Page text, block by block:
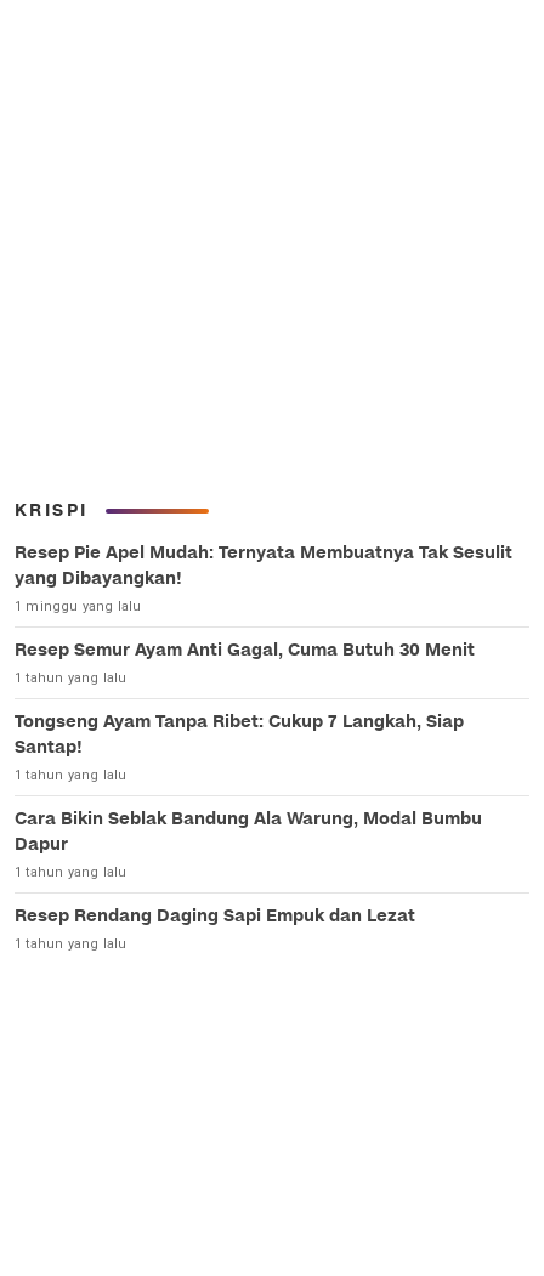
KRISPI
Resep Pie Apel Mudah: Ternyata Membuatnya Tak Sesulit
yang Dibayangkan!
1 minggu yang lalu
Resep Semur Ayam Anti Gagal, Cuma Butuh 30 Menit
1 tahun yang lalu
Tongseng Ayam Tanpa Ribet: Cukup 7 Langkah, Siap
Santap!
1 tahun yang lalu
Cara Bikin Seblak Bandung Ala Warung, Modal Bumbu
Dapur
1 tahun yang lalu
Resep Rendang Daging Sapi Empuk dan Lezat
1 tahun yang lalu